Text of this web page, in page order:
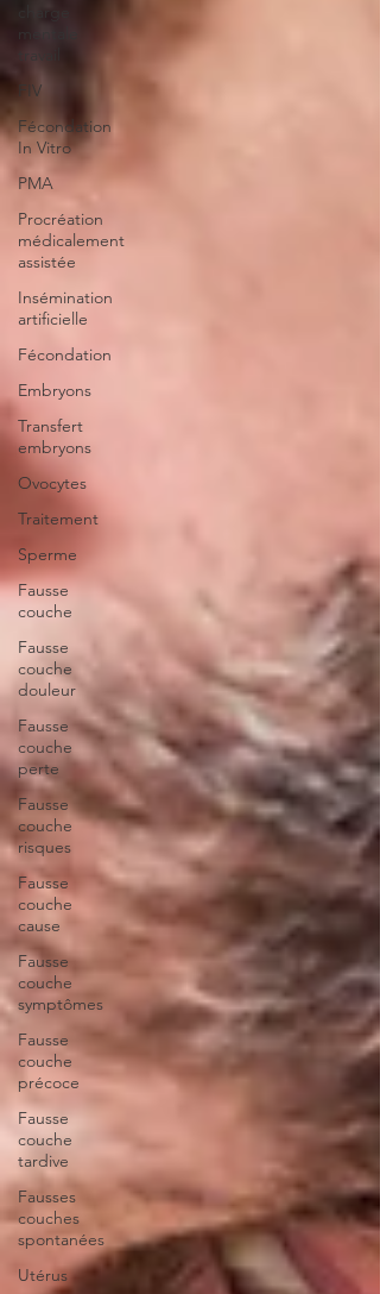
charge
FIV
Fécondation
In Vitro
PMA
Procréation
médicalement
assistée
Insémination
artificielle
Fécondation
Embryons
Transfert
embryons
Ovocytes
Traitement
Sperme
Fausse
couche
Fausse
couche
douleur
Fausse
couche
perte
Fausse
couche
risques
Fausse
couche
cause
Fausse
couche
symptômes
Fausse
couche
précoce
Fausse
couche
tardive
Fausses
couches
spontanées
Utérus